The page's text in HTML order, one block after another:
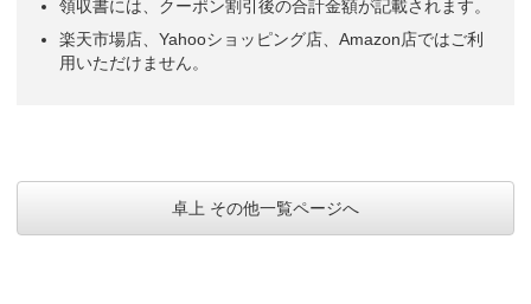
領収書には、クーポン割引後の合計金額が記載されます。
楽天市場店、Yahooショッピング店、Amazon店ではご利
用いただけません。
卓上 その他一覧ページへ